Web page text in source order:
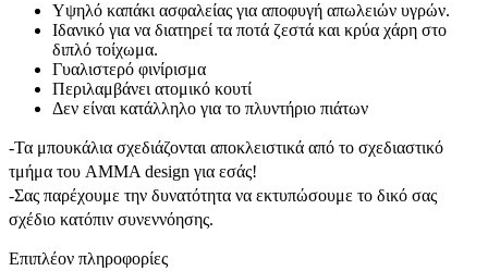
Υψηλό καπάκι ασφαλείας για αποφυγή απωλειών υγρών.
Ιδανικό για να διατηρεί τα ποτά ζεστά και κρύα χάρη στο
διπλό τοίχωμα.
Γυαλιστερό φινίρισμα
Περιλαμβάνει ατομικό κουτί
Δεν είναι κατάλληλο για το πλυντήριο πιάτων
-Τα μπουκάλια σχεδιάζονται αποκλειστικά από το σχεδιαστικό
τμήμα του AMMA design για εσάς!
-Σας παρέχουμε την δυνατότητα να εκτυπώσουμε το δικό σας
σχέδιο κατόπιν συνεννόησης.
Επιπλέον πληροφορίες